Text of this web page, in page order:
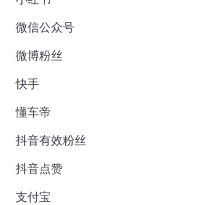
微信公众号
微博粉丝
快手
懂车帝
抖音有效粉丝
抖音点赞
支付宝